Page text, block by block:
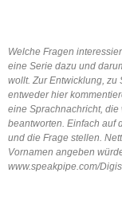
Welche Fragen
eine Serie dazu und
wollt. Zur Entwicklung, zu
entweder hier
eine Sprachnachricht,
beantworten. Einfach auf
und die Frage stellen.
Vornamen angeben
www.speakpipe.com/